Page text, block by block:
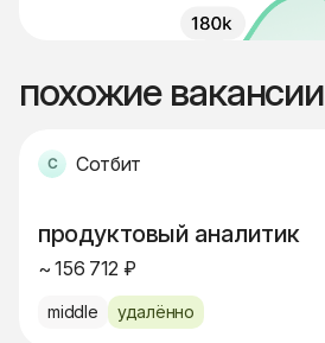
похожие вакансии
Сотбит
продуктовый аналитик
~ 156 712 ₽
middle удалённо